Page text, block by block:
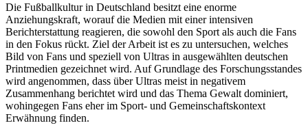
Die Fußballkultur in Deutschland besitzt eine enorme
Anziehungskraft, worauf die Medien mit einer intensiven
Berichterstattung reagieren, die sowohl den Sport als auch die Fans
in den Fokus rückt. Ziel der Arbeit ist es zu untersuchen, welches
Bild von Fans und speziell von Ultras in ausgewählten deutschen
Printmedien gezeichnet wird. Auf Grundlage des Forschungsstandes
wird angenommen, dass über Ultras meist in negativem
Zusammenhang berichtet wird und das Thema Gewalt dominiert,
wohingegen Fans eher im Sport- und Gemeinschaftskontext
Erwähnung finden.